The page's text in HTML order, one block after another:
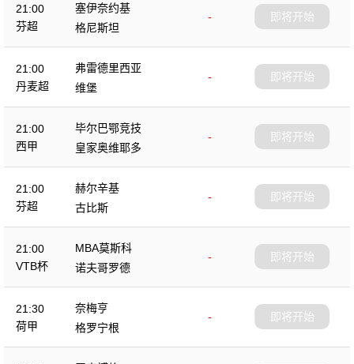
21:00
芬超
塞伊奈约基
-
格尼斯坦
即将开始
21:00
丹麦超
弗雷德里西亚
-
维堡
即将开始
21:00
西甲
毕尔巴鄂竞技
-
皇家奥维耶多
即将开始
21:00
芬超
赫尔辛基
-
古比斯
即将开始
21:00
VTB杯
MBA莫斯科
-
诺夫哥罗德
即将开始
21:30
荷甲
奈梅亨
-
格罗宁根
即将开始